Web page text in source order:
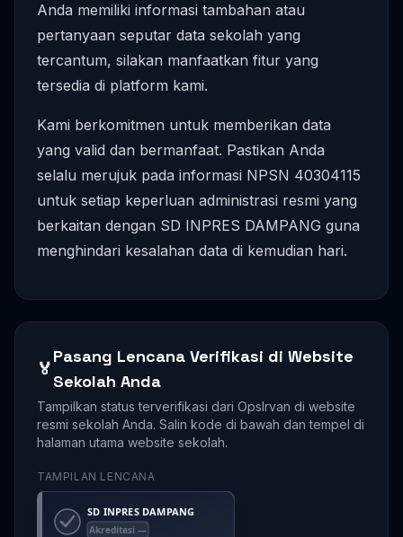
Anda memiliki informasi tambahan atau
pertanyaan seputar data sekolah yang
tercantum, silakan manfaatkan fitur yang
tersedia di platform kami.
Kami berkomitmen untuk memberikan data
yang valid dan bermanfaat. Pastikan Anda
selalu merujuk pada informasi NPSN 40304115
untuk setiap keperluan administrasi resmi yang
berkaitan dengan SD INPRES DAMPANG guna
menghindari kesalahan data di kemudian hari.
🏅
Pasang Lencana Verifikasi di Website
Sekolah Anda
Tampilkan status terverifikasi dari OpsIrvan di website
resmi sekolah Anda. Salin kode di bawah dan tempel di
halaman utama website sekolah.
TAMPILAN LENCANA